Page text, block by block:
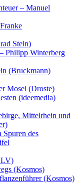
– Manuel
Stein)
Philipp Winterberg
(Bruckmann)
Mosel (Droste)
(ideemedia)
Mittelrhein und
Spuren des
(Kosmos)
(Kosmos)